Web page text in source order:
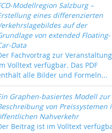
Modellregion Salzburg –
eines differenzierten
auf der
von extended Floating-
Data
Fachvortrag zur
Volltext verfügbar. Das PDF
alle Bilder und Formeln...
Graphen-basiertes Modell zur
von Preissystemen
Nahverkehr
Beitrag ist im Volltext